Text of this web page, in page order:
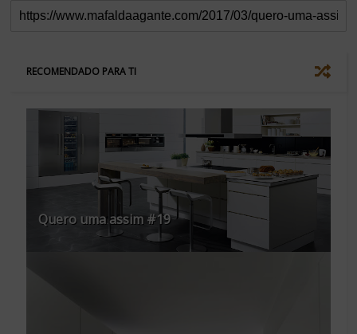
RECOMENDADO PARA TI
Quero uma assim #19